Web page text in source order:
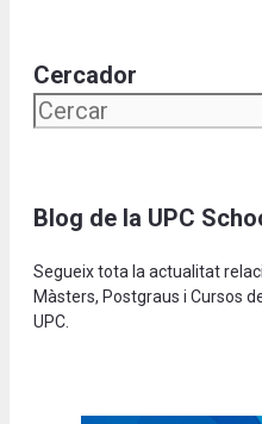
Cercador
Blog de la UPC
Segueix tota la actualitat
Màsters, Postgraus i Cursos
UPC.